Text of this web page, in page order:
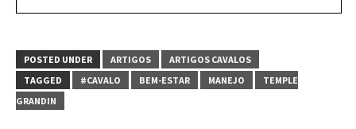
POSTED UNDER ARTIGOS
ARTIGOS CAVALOS
TAGGED
#CAVALO BEM-ESTAR MANEJO
TEMPLE
GRANDIN